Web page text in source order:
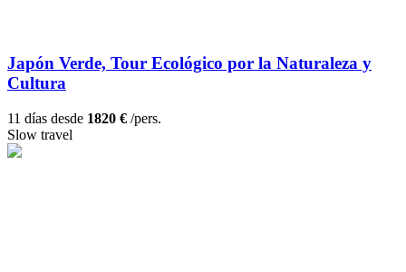
Japón Verde, Tour Ecológico por la Naturaleza y
Cultura
11 días desde 1820 € /pers.
Slow travel